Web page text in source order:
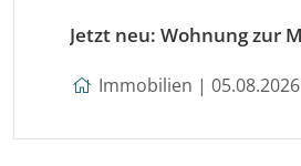
Immobilien | 05.08.2026